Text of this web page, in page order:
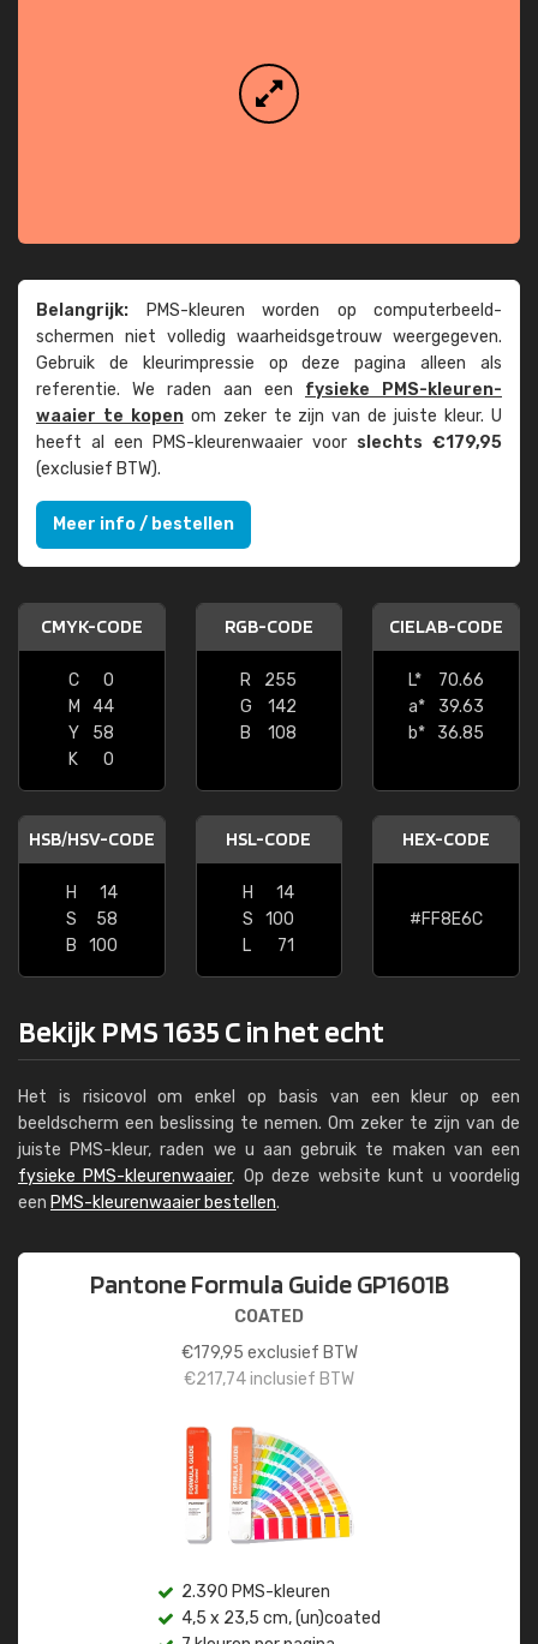
Belangrijk: PMS-kleuren worden op computer­beeld­
schermen niet volledig waarheids­­getrouw weer­gegeven.
Gebruik de kleur­impressie op deze pagina alleen als
referentie. We raden aan een fysieke PMS-kleuren­
waaier te kopenom zeker te zijn van de juiste kleur. U
heeft al een PMS-kleuren­waaier voor slechts €179,95
(exclusief BTW).
Meer info / bestellen
CMYK-CODE
C
0
M
44
Y
58
K
0
RGB-CODE
R
255
G
142
B
108
CIELAB-CODE
L*
70.66
a*
39.63
b*
36.85
HSB/HSV-CODE
H
14
S
58
B
100
HSL-CODE
H
14
S
100
L
71
HEX-CODE
#FF8E6C
Bekijk PMS 1635 C in het echt
Het is risicovol om enkel op basis van een kleur op een
beeldscherm een beslissing te nemen. Om zeker te zijn van de
juiste PMS-kleur, raden we u aan gebruik te maken van een
fysieke PMS-kleurenwaaier. Op deze website kunt u voordelig
een PMS-kleurenwaaier bestellen.
Pantone Formula Guide GP1601B
COATED
€179,95 exclusief BTW
€217,74inclusief BTW
2.390 PMS-kleuren
4,5 x 23,5 cm, (un)coated